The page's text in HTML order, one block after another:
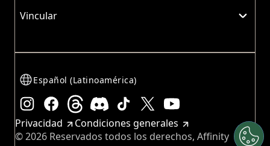
Vincular
Español (Latinoamérica)
Instagram Facebook Threads Discord TikTok
Privacidad
Condiciones generales
© 2026 Reservados todos los derechos, Affinity